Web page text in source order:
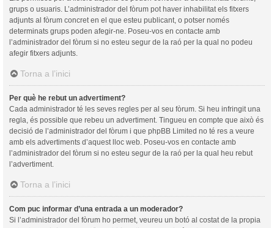
grups o usuaris. L’administrador del fòrum pot haver inhabilitat els fitxers
adjunts al fòrum concret en el que esteu publicant, o potser només
determinats grups poden afegir-ne. Poseu-vos en contacte amb
l’administrador del fòrum si no esteu segur de la raó per la qual no podeu
afegir fitxers adjunts.
Torna a l’inici
Per què he rebut un advertiment?
Cada administrador té les seves regles per al seu fòrum. Si heu infringit una
regla, és possible que rebeu un advertiment. Tingueu en compte que això és
decisió de l’administrador del fòrum i que phpBB Limited no té res a veure
amb els advertiments d’aquest lloc web. Poseu-vos en contacte amb
l’administrador del fòrum si no esteu segur de la raó per la qual heu rebut
l’advertiment.
Torna a l’inici
Com puc informar d’una entrada a un moderador?
Si l’administrador del fòrum ho permet, veureu un botó al costat de la propia